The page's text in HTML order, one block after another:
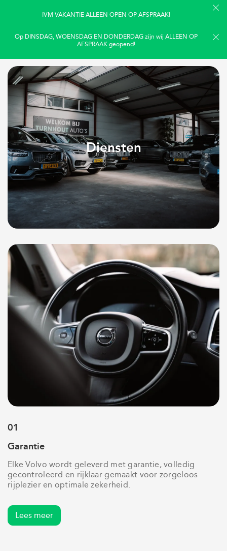
Home
Aanbod
Over ons
Verkocht
Contact
Nieuws & tips
Volvo xc90
Volvo xc40
Diensten
01
Garantie
Elke Volvo wordt geleverd met garantie, volledig
gecontroleerd en rijklaar gemaakt voor zorgeloos
rijplezier en optimale zekerheid.
Lees meer
IVM VAKANTIE ALLEEN OPEN OP AFSPRAAK!
Op DINSDAG, WOENSDAG EN DONDERDAG zijn wij ALLEEN OP
AFSPRAAK geopend!